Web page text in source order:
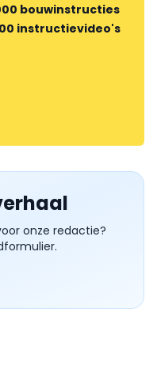
bouwinstructies
instructievideo's
onze redactie?